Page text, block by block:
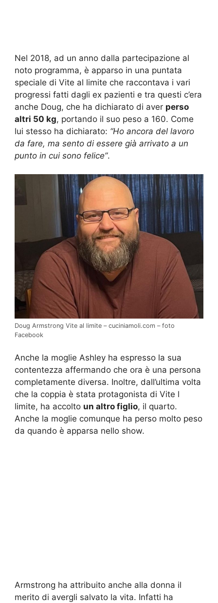
Nel 2018, ad un anno dalla partecipazione al
noto programma, è apparso in una puntata
speciale di Vite al limite che raccontava i vari
progressi fatti dagli ex pazienti e tra questi c’era
anche Doug, che ha dichiarato di aver perso
altri 50 kg, portando il suo peso a 160. Come
lui stesso ha dichiarato: “Ho ancora del lavoro
da fare, ma sento di essere già arrivato a un
punto in cui sono felice”.
Doug Armstrong Vite al limite – cuciniamoli.com – foto
Facebook
Anche la moglie Ashley ha espresso la sua
contentezza affermando che ora è una persona
completamente diversa. Inoltre, dall’ultima volta
che la coppia è stata protagonista di Vite l
limite, ha accolto un altro figlio, il quarto.
Anche la moglie comunque ha perso molto peso
da quando è apparsa nello show.
Armstrong ha attribuito anche alla donna il
merito di avergli salvato la vita. Infatti ha